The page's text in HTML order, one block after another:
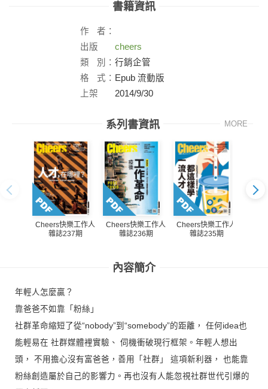
書籍資訊
作
者：
出版
社：
cheers
類
別： 行銷企管
格
式： Epub 流動版
上架
2014/9/30
系列書資訊 MORE
Cheers快樂工作人
雜誌237期
Cheers快樂工作人
雜誌236期
Cheers快樂工作人
雜誌235期
內容簡介
年輕人怎麼贏？
靠爸爸不如靠「粉絲」
社群革命縮短了從“nobody”到“somebody”的距離， 任何idea也
能輕易在 社群媒體裡實驗、 伺機衝破現行框架。年輕人想出
頭， 不用擔心沒有富爸爸，善用「社群」 這項新利器， 也能靠
粉絲創造屬於自己的影響力。再也沒有人能忽視社群世代引爆的